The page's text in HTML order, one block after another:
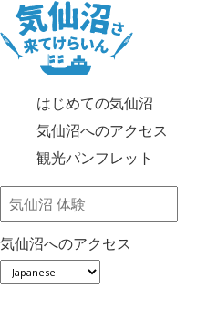
はじめての気仙沼
気仙沼へのアクセス
観光パンフレット
気仙沼へのアクセス